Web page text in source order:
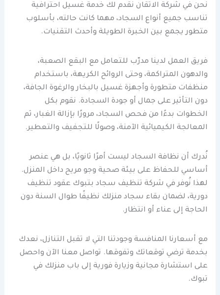
نحن في شركة الاتقان نقدم لك خدمة غسيل احترافية
تناسب جميع أنواع السجاد، مهما كانت حالته، بأسلوب
متطور يجمع بين الخبرة الطويلة وأحدث التقنيات.
فريق العمل لدينا مدرّب للتعامل مع البقع الصعبة،
والدهون المتراكمة، وحتى الروائح الكريهة، باستخدام
منظفات متطورة وأجهزة غسيل بالبخار والرغوة الجافة،
دون التأثير على جمال أو جودة السجادة. نقوم بكل
الخطوات بدءًا من فحص السجاد، مرورًا بإزالة الغبار، ثم
المعالجة الكيميائية الآمنة، وصولًا للتجفيف والتعطير.
نُدرك أن نظافة السجاد ليست أمرًا ثانويًا، بل هي عنصر
أساسي للحفاظ على بيئة صحية وجو مريح داخل المنزل.
لهذا نُوفر في شركة تنظيف سجاد بتبوك عقود تنظيف
دورية، لضمان بقاء سجاد منزلك نظيفًا طوال السنة دون
الحاجة إلى عناء أو انتظار.
مع أسعارنا المنافسة وجودتنا التي لا تقبل التنازل، نعدك
بخدمة ترضي توقعاتك وتفوقها. تواصل معنا الآن واحصل
على استشارة مجانية وزيارة فورية إلى باب منزلك في
تبوك.